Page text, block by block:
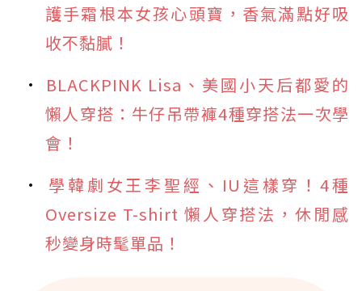
護手霜根本女孩心頭寶，香氣滿點好吸
收不黏膩！
BLACKPINK Lisa、美國小天后都愛的
懶人穿搭：牛仔吊帶褲4種穿搭法一次學
會！
學韓劇女王李聖經、IU這樣穿！4種
Oversize T-shirt 懶人穿搭法，休閒感
秒變身時髦單品！